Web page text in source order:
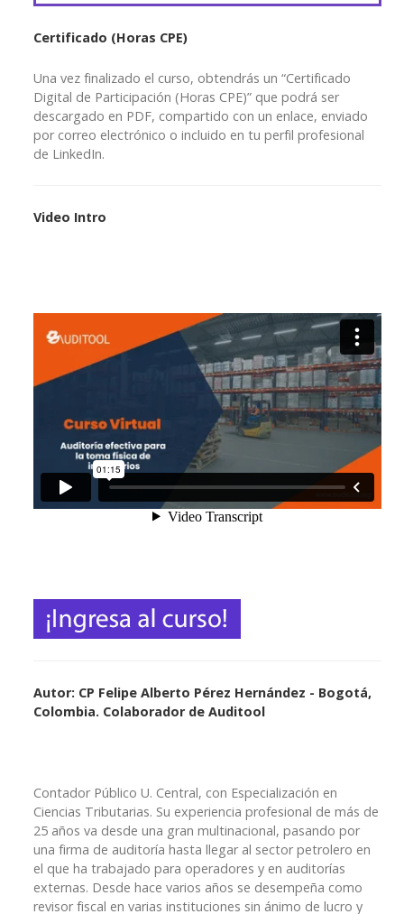
Certificado (Horas CPE)
Una vez finalizado el curso, obtendrás un “Certificado
Digital de Participación (Horas CPE)” que podrá ser
descargado en PDF, compartido con un enlace, enviado
por correo electrónico o incluido en tu perfil profesional
de LinkedIn.
Video Intro
Autor: CP Felipe Alberto Pérez Hernández - Bogotá,
Colombia. Colaborador de Auditool
Contador Público U. Central, con Especialización en
Ciencias Tributarias. Su experiencia profesional de más de
25 años va desde una gran multinacional, pasando por
una firma de auditoría hasta llegar al sector petrolero en
el que ha trabajado para operadores y en auditorías
externas. Desde hace varios años se desempeña como
revisor fiscal en varias instituciones sin ánimo de lucro y